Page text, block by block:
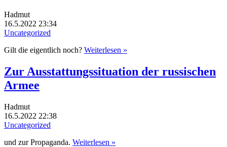
Hadmut
16.5.2022 23:34
Uncategorized
Gilt die eigentlich noch? Weiterlesen »
Zur Ausstattungssituation der russischen
Armee
Hadmut
16.5.2022 22:38
Uncategorized
und zur Propaganda. Weiterlesen »